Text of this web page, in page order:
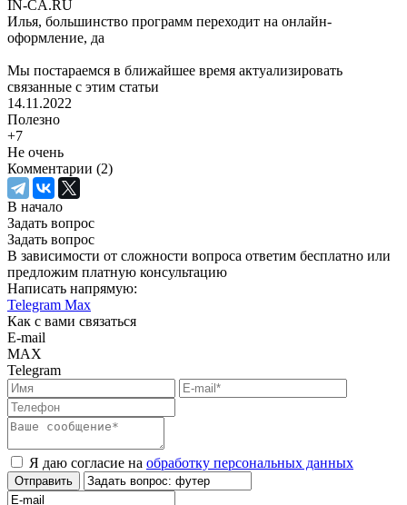
IN-CA.RU
Илья, большинство программ переходит на онлайн-
оформление, да
Мы постараемся в ближайшее время актуализировать
связанные с этим статьи
14.11.2022
Полезно
+7
Не очень
Комментарии (2)
В начало
Задать вопрос
Задать вопрос
В зависимости от сложности вопроса ответим бесплатно или
предложим платную консультацию
Написать напрямую:
Telegram Max
Как с вами связаться
E-mail
MAX
Telegram
Я даю согласие на обработку персональных данных
Отправить